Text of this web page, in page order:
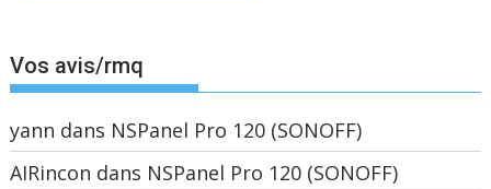
Vos avis/rmq
yann dans NSPanel Pro 120 (SONOFF)
AIRincon dans NSPanel Pro 120 (SONOFF)